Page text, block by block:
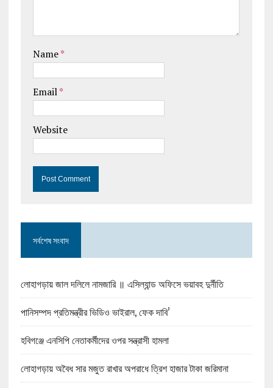
Name*
Email*
Website
সর্বশেষ সংবাদ
লোহাগড়ায় জাল দলিলে নামজারি ॥ এসিল্যান্ড অফিসে ভয়াবহ দুর্নীতি
পানিসম্পদ প্রতিমন্ত্রীর ভিডিও ভাইরাল, ফেক দাবি’
হবিগঞ্জে এনসিপি নেতাকর্মীদের ওপর সন্ত্রাসী হামলা
লোহাগড়ায় অবৈধ সার মজুত রাখার অপরাধে ত্রিশ হাজার টাকা জরিমানা